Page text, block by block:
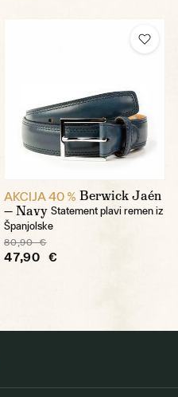
AKCIJA 40 % Berwick Jaén
— Navy Statement plavi remen iz
Španjolske
80,90 €
47,90 €